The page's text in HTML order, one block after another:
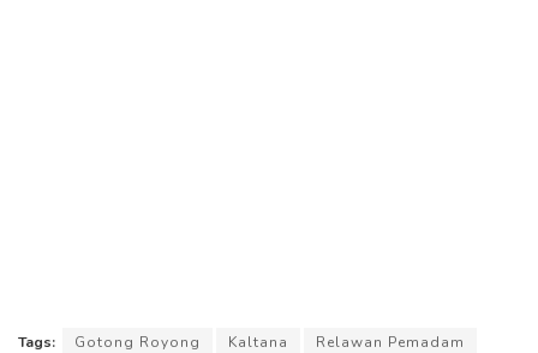
Tags: Gotong Royong Kaltana Relawan Pemadam